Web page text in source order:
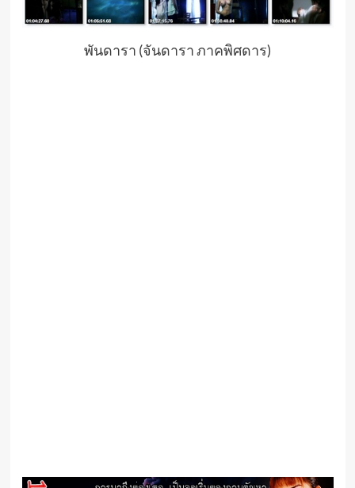
พันดารา (จันดารา ภาคพิศดาร)